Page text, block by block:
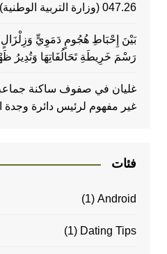
047.26 (وزارة التربية الوطنية)
بَيْنَ إِحْبَاطِ هُجُومٍ دَمَوِيٍّ وَزِلْزَالٍ
رَسْمَ خَرِيطَةِ تَحَالُفَاتِهَا وَتُدِيرُ
غليان في صفوف ساكنة جماعة
غير مفهوم لرئيس دائرة وجدة
فئات
Android
(1)
Dating Tips
(1)